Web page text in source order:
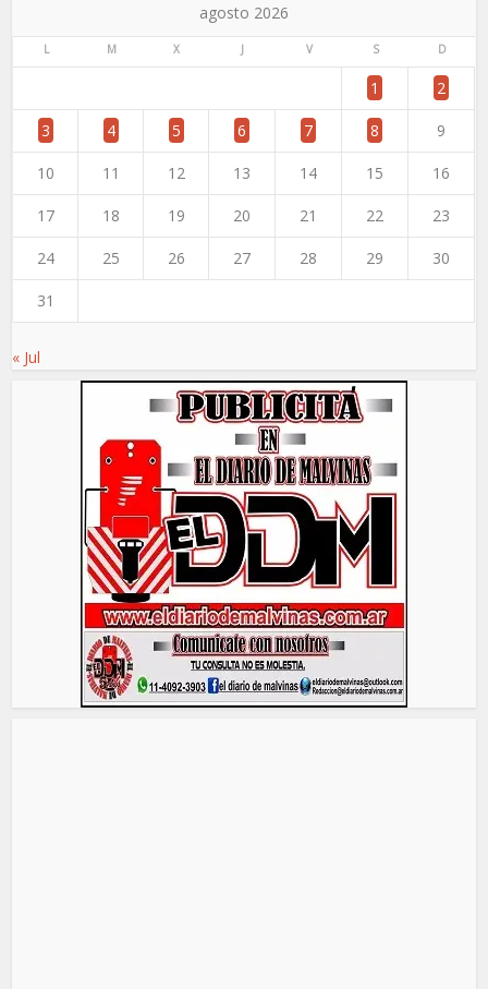
agosto 2026
L M X J V S D
1 2
3 4 5 6 7 8 9
10 11 12 13 14 15 16
17 18 19 20 21 22 23
24 25 26 27 28 29 30
31
« Jul